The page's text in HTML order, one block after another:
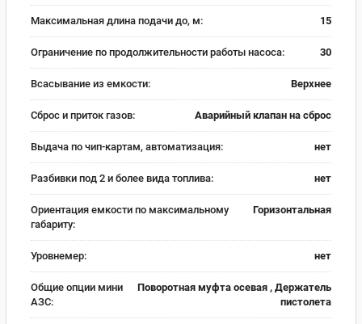
Максимальная длина подачи до, м: 15
Ограничение по продолжительности работы насоса: 30
Всасывание из емкости: Верхнее
Сброс и приток газов: Аварийный клапан на сброс
Выдача по чип-картам, автоматизация: нет
Разбивки под 2 и более вида топлива: нет
Ориентация емкости по максимальному
габариту:
Горизонтальная
Уровнемер: нет
Общие опции мини
АЗС:
Поворотная муфта осевая , Держатель
пистолета